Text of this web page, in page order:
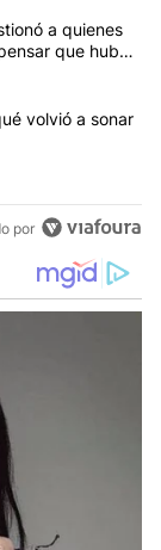
en los
a Jorge
a quienes
que hubo
en el
volvió a sonar
por